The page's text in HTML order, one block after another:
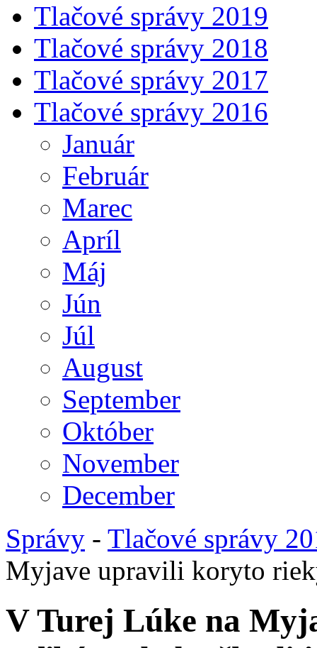
Tlačové správy 2019
Tlačové správy 2018
Tlačové správy 2017
Tlačové správy 2016
Január
Február
Marec
Apríl
Máj
Jún
Júl
August
September
Október
November
December
Správy - Tlačové správy
Myjave upravili koryto
V Turej Lúke na